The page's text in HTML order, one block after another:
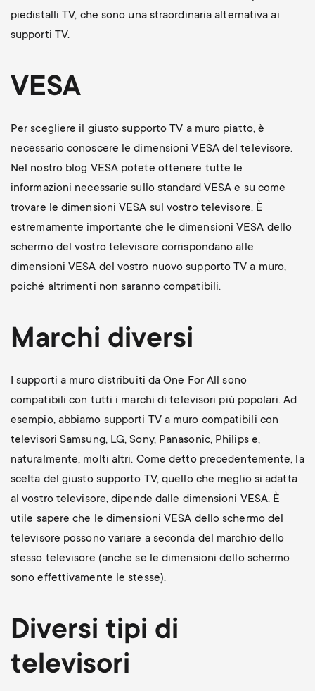
piedistalli TV, che sono una straordinaria alternativa ai
supporti TV.
VESA
Per scegliere il giusto supporto TV a muro piatto, è
necessario conoscere le dimensioni VESA del televisore.
Nel nostro blog VESA potete ottenere tutte le
informazioni necessarie sullo standard VESA e su come
trovare le dimensioni VESA sul vostro televisore. È
estremamente importante che le dimensioni VESA dello
schermo del vostro televisore corrispondano alle
dimensioni VESA del vostro nuovo supporto TV a muro,
poiché altrimenti non saranno compatibili.
Marchi diversi
I supporti a muro distribuiti da One For All sono
compatibili con tutti i marchi di televisori più popolari. Ad
esempio, abbiamo supporti TV a muro compatibili con
televisori Samsung, LG, Sony, Panasonic, Philips e,
naturalmente, molti altri. Come detto precedentemente, la
scelta del giusto supporto TV, quello che meglio si adatta
al vostro televisore, dipende dalle dimensioni VESA. È
utile sapere che le dimensioni VESA dello schermo del
televisore possono variare a seconda del marchio dello
stesso televisore (anche se le dimensioni dello schermo
sono effettivamente le stesse).
Diversi tipi di
televisori